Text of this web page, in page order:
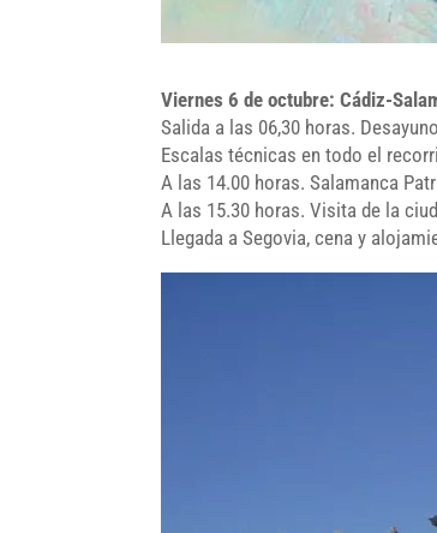
Viernes 6 de octubre: Cádiz-
Salida a las 06,30 horas.
Escalas técnicas en todo el
A las 14.00 horas. Salamanca
A las 15.30 horas. Visita de la
Llegada a Segovia, cena y